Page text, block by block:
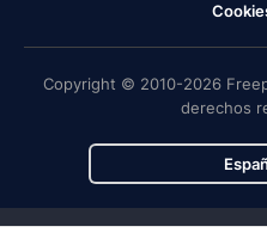
Copyright © 2010-2026
derechos